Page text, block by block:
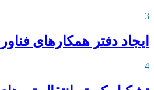
3
ایجاد دفتر همکارهای
4